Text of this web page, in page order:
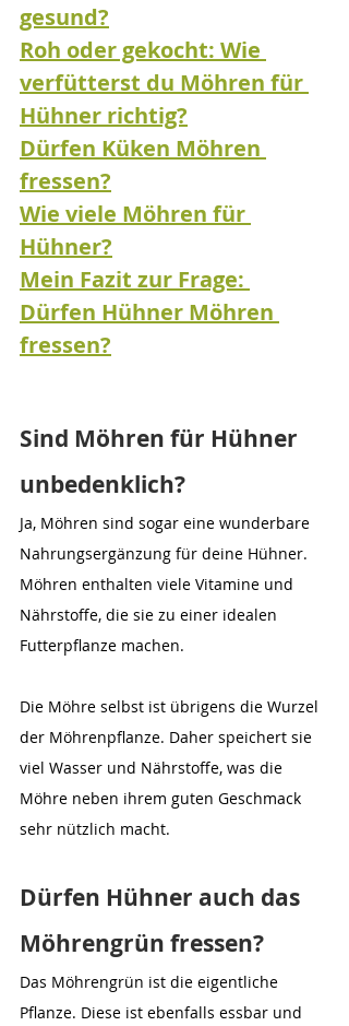
gesund?
Roh oder gekocht: Wie
verfütterst du Möhren für
Hühner richtig?
Dürfen Küken Möhren
fressen?
Wie viele Möhren für
Hühner?
Mein Fazit zur Frage:
Dürfen Hühner Möhren
fressen?
Sind Möhren für Hühner
unbedenklich?
Ja, Möhren sind sogar eine wunderbare
Nahrungsergänzung für deine Hühner.
Möhren enthalten viele Vitamine und
Nährstoffe, die sie zu einer idealen
Futterpflanze machen.
Die Möhre selbst ist übrigens die Wurzel
der Möhrenpflanze. Daher speichert sie
viel Wasser und Nährstoffe, was die
Möhre neben ihrem guten Geschmack
sehr nützlich macht.
Dürfen Hühner auch das
Möhrengrün fressen?
Das Möhrengrün ist die eigentliche
Pflanze. Diese ist ebenfalls essbar und